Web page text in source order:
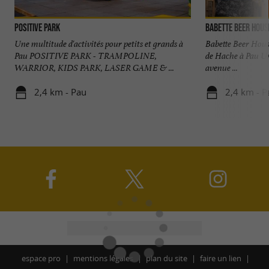
POSITIVE PARK
Une multitude d'activités pour petits et grands à
Pau POSITIVE PARK - TRAMPOLINE,
WARRIOR, KIDS PARK, LASER GAME & ...
2,4 km - Pau
Babette Beer
Babette Beer
de Hache à Pau
avenue ...
2,4 km -
espace pro mentions légales plan du site faire un lien